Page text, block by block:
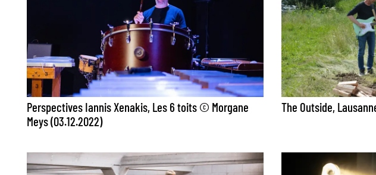
Perspectives Iannis Xenakis, Les 6 toits © Morgane
Meys (03.12.2022)
The Outside,